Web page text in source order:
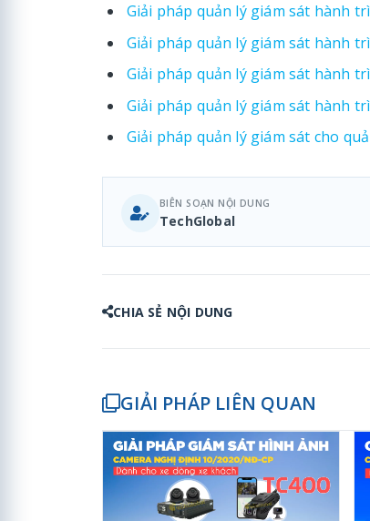
Giải pháp quản lý giám sát hành
Giải pháp quản lý giám sát hành
Giải pháp quản lý giám sát hành
Giải pháp quản lý giám sát hành
Giải pháp quản lý giám sát cho
BIÊN SOẠN NỘI DUNG
TechGlobal
CHIA SẺ NỘI DUNG
GIẢI PHÁP LIÊN QUAN